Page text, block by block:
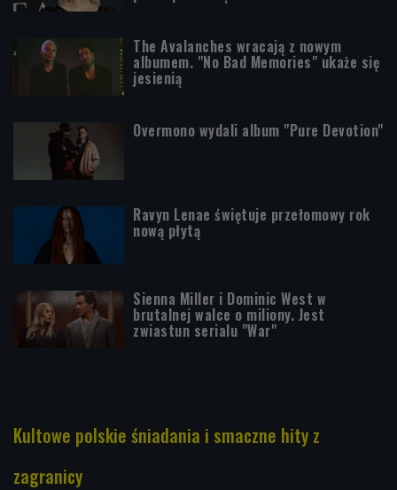
The Avalanches wracają z nowym
albumem. "No Bad Memories" ukaże się
jesienią
Overmono wydali album "Pure Devotion"
Ravyn Lenae świętuje przełomowy rok
nową płytą
Sienna Miller i Dominic West w
brutalnej walce o miliony. Jest
zwiastun serialu "War"
Kultowe polskie śniadania i smaczne hity z
zagranicy